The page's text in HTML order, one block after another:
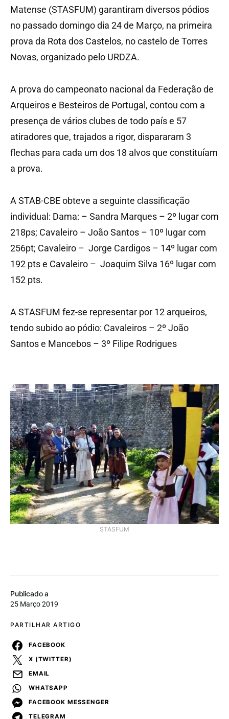
Publicado a
25 Março 2019
PARTILHAR ARTIGO
FACEBOOK
X (TWITTER)
EMAIL
WHATSAPP
FACEBOOK MESSENGER
TELEGRAM
Matense (STASFUM) garantiram diversos pódios
no passado domingo dia 24 de Março, na primeira
prova da Rota dos Castelos, no castelo de Torres
Novas, organizado pelo URDZA.
A prova do campeonato nacional da Federação de
Arqueiros e Besteiros de Portugal, contou com a
presença de vários clubes de todo país e 57
atiradores que, trajados a rigor, dispararam 3
flechas para cada um dos 18 alvos que constituíam
a prova.
A STAB-CBE obteve a seguinte classificação
individual: Dama: – Sandra Marques – 2º lugar com
218ps; Cavaleiro – João Santos – 10º lugar com
256pt; Cavaleiro – Jorge Cardigos – 14º lugar com
192 pts e Cavaleiro – Joaquim Silva 16º lugar com
152 pts.
A STASFUM fez-se representar por 12 arqueiros,
tendo subido ao pódio: Cavaleiros – 2º João
Santos e Mancebos – 3º Filipe Rodrigues
STASFUM